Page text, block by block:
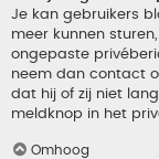
Je kan gebruikers
meer kunnen
ongepaste
neem dan contact
dat hij of zij niet
meldknop in het
Omhoog